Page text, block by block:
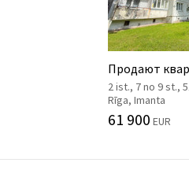
Продают
2 ist., 7 no 9 st.,
Rīga, Imanta
61 900 EUR